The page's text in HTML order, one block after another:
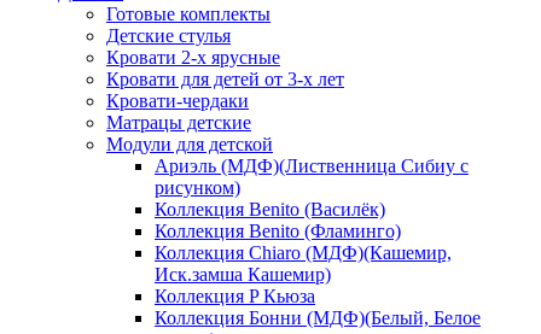
Готовые комплекты
Детские стулья
Кровати 2-х ярусные
Кровати для детей от 3-х лет
Кровати-чердаки
Матрацы детские
Модули для детской
Ариэль (МДФ)(Лиственница Сибиу с
рисунком)
Коллекция Benito (Василёк)
Коллекция Benito (Фламинго)
Коллекция Chiaro (МДФ)(Кашемир,
Иск.замша Кашемир)
Коллекция P Кьюза
Коллекция Бонни (МДФ)(Белый, Белое